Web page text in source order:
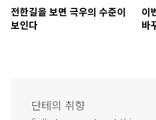
전한길을 보면 극우의 수준이
보인다
이
바
단테의 취향